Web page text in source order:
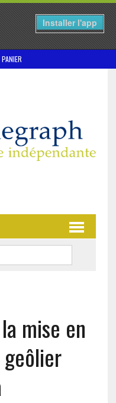
Installer l'app
PANIER
mise en
geôlier